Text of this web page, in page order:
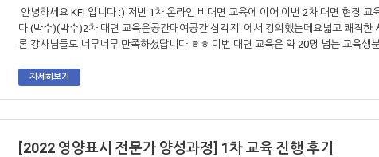
안녕하세요 KFI 입니다 :) 저번 1차 온라인 비대면 교육에 이어 이번 2차 대면 현장 교
다 (박수)(박수)2차 대면 교육은공간대여공간'삼각지' 에서 강의했는데요넓고 쾌적한
론 강사님들도 너무너무 만족하셨답니다 ㅎㅎ 이번 대면 교육은 약 20명 넘는 교육생
자세히보기
[2022 영양표시 전문가 양성과정] 1차 교육 진행 후기